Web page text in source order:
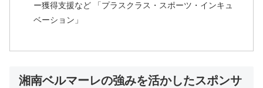
ー獲得支援など 「プラスクラス・スポーツ・インキュ
ベーション」
湘南ベルマーレの強みを活かしたスポンサ